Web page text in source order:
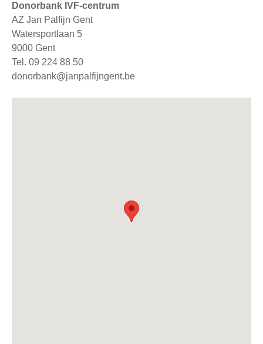
Donorbank IVF-centrum
AZ Jan Palfijn Gent
Watersportlaan 5
9000 Gent
Tel. 09 224 88 50
donorbank@janpalfijngent.be